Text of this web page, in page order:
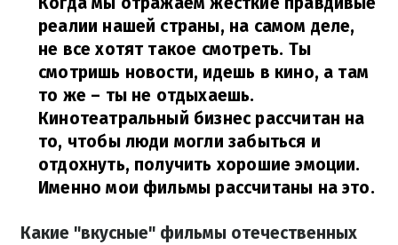
реалии нашей страны, на самом деле,
не все хотят такое смотреть. Ты
смотришь новости, идешь в кино, а там
то же – ты не отдыхаешь.
Кинотеатральный бизнес рассчитан на
то, чтобы люди могли забыться и
отдохнуть, получить хорошие эмоции.
Именно мои фильмы рассчитаны на это.
Какие "вкусные" фильмы отечественных